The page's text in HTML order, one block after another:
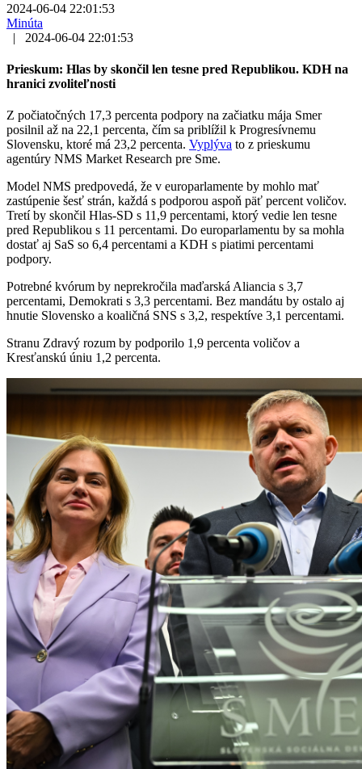
2024-06-04 22:01:53
Minúta
|
2024-06-04 22:01:53
Prieskum: Hlas by skončil len tesne pred Republikou. KDH na
hranici zvoliteľnosti
Z počiatočných 17,3 percenta podpory na začiatku mája Smer
posilnil až na 22,1 percenta, čím sa priblížil k Progresívnemu
Slovensku, ktoré má 23,2 percenta. Vyplýva to z prieskumu
agentúry NMS Market Research pre Sme.
Model NMS predpovedá, že v europarlamente by mohlo mať
zastúpenie šesť strán, každá s podporou aspoň päť percent voličov.
Tretí by skončil Hlas-SD s 11,9 percentami, ktorý vedie len tesne
pred Republikou s 11 percentami. Do europarlamentu by sa mohla
dostať aj SaS so 6,4 percentami a KDH s piatimi percentami
podpory.
Potrebné kvórum by neprekročila maďarská Aliancia s 3,7
percentami, Demokrati s 3,3 percentami. Bez mandátu by ostalo aj
hnutie Slovensko a koaličná SNS s 3,2, respektíve 3,1 percentami.
Stranu Zdravý rozum by podporilo 1,9 percenta voličov a
Kresťanskú úniu 1,2 percenta.